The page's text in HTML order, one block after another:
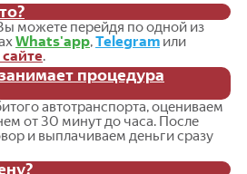
можете перейдя по одной из
Whats'app,Telegram или
.
процедура
автотранспорта, оцениваем
от 30 минут до часа. После
и выплачиваем деньги сразу